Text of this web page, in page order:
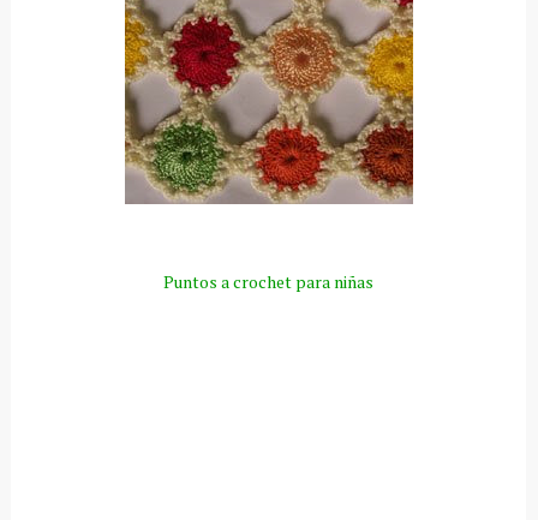
Puntos a crochet para niñas